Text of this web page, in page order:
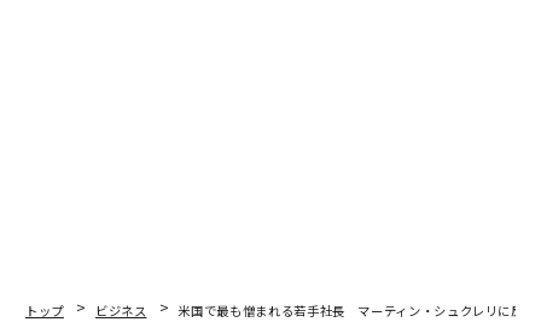
トップ ビジネス
米国で最も憎まれる若手社長 マーティン・シュクレリに反省